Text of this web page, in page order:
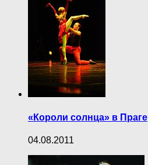
«Короли солнца» в Праге
04.08.2011